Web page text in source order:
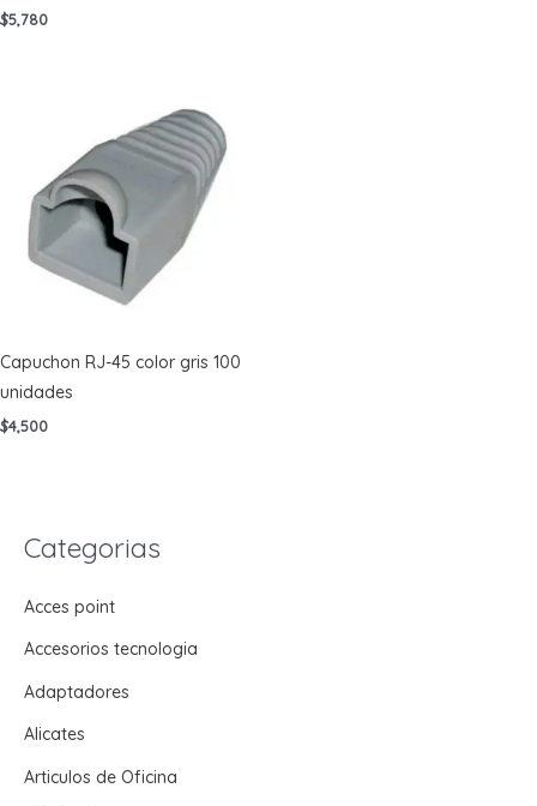
Categorias
Acces point
Accesorios tecnologia
Adaptadores
Alicates
Articulos de Oficina
$5,780
Capuchon RJ-45 color gris 100
unidades
$4,500